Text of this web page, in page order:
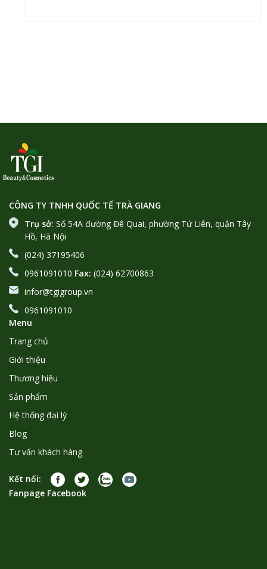
CÔNG TY TNHH QUỐC TẾ TRÀ GIANG
Trụ sở: Số 54A đường Đê Quai, phường Tứ Liên, quận Tây
Hồ, Hà Nội
(024) 37195406
0961091010 Fax: (024) 62700863
infor@tgigroup.vn
0961091010
Menu
Trang chủ
Giới thiệu
Thương hiệu
Sản phẩm
Hệ thống đại lý
Blog
Tư vấn khách hàng
Kết nối:
Fanpage Facebook